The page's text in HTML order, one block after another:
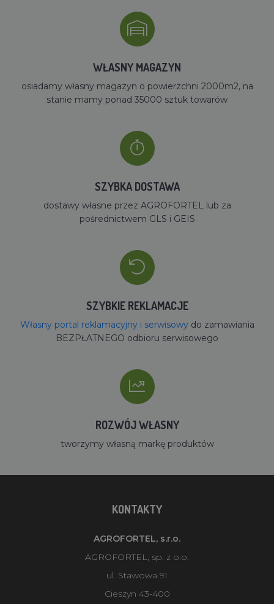
WŁASNY MAGAZYN
osiadamy własny magazyn o powierzchni 2000m2, na
stanie mamy ponad 35000 sztuk towarów
SZYBKA DOSTAWA
dostawy własne przez AGROFORTEL lub za
pośrednictwem GLS i GEIS
SZYBKIE REKLAMACJE
Własny portal reklamacyjny i serwisowydo zamawiania
BEZPŁATNEGO odbioru serwisowego
ROZWÓJ WŁASNY
tworzymy własną markę produktów
KONTAKTY
AGROFORTEL, s.r.o.
AGROFORTEL, sp. z o.o.
ul. Stawowa 91
Cieszyn 43-400